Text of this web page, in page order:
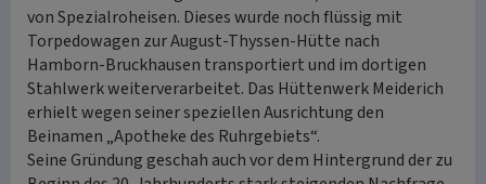
von Spezialroheisen. Dieses wurde noch flüssig mit
Torpedowagen zur August-Thyssen-Hütte nach
Hamborn-Bruckhausen transportiert und im dortigen
Stahlwerk weiterverarbeitet. Das Hüttenwerk Meiderich
erhielt wegen seiner speziellen Ausrichtung den
Beinamen „Apotheke des Ruhrgebiets“.
Seine Gründung geschah auch vor dem Hintergrund der zu